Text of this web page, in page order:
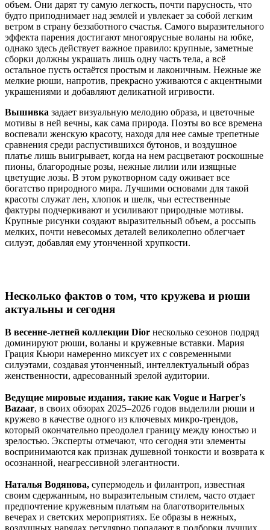
объем. Они дарят ту самую легкость, почти парусность, что
будто приподнимает над землей и увлекает за собой легким
ветром в страну беззаботного счастья. Самого выразительного
эффекта парения достигают многоярусные воланы на юбке,
однако здесь действует важное правило: крупные, заметные
сборки должны украшать лишь одну часть тела, а всё
остальное пусть остаётся простым и лаконичным. Нежные же
мелкие рюши, напротив, прекрасно уживаются с акцентными
украшениями и добавляют деликатной игривости.
Вышивка задает визуальную мелодию образа, и цветочные
мотивы в ней вечны, как сама природа. Поэты во все времена
воспевали женскую красоту, находя для нее самые трепетные
сравнения среди распустившихся бутонов, и воздушное
платье лишь выигрывает, когда на нем расцветают роскошные
пионы, благородные розы, нежные лилии или изящные
цветущие лозы. В этом рукотворном саду оживает все
богатство природного мира. Лучшими основами для такой
красоты служат лен, хлопок и шелк, чьи естественные
фактуры подчеркивают и усиливают природные мотивы.
Крупные рисунки создают выразительный объем, а россыпь
мелких, почти невесомых деталей великолепно облегчает
силуэт, добавляя ему утонченной хрупкости.
Несколько фактов о том, что кружева и рюши
актуальны и сегодня
В весенне-летней коллекции Dior несколько сезонов подряд
доминируют рюши, воланы и кружевные вставки. Мария
Грация Кьюри намеренно миксует их с современными
силуэтами, создавая утонченный, интеллектуальный образ
женственности, адресованный зрелой аудитории.
Ведущие мировые издания, такие как Vogue и Harper's
Bazaar, в своих обзорах 2025–2026 годов выделили рюши и
кружево в качестве одного из ключевых микро-трендов,
который окончательно преодолел границу между юностью и
зрелостью. Эксперты отмечают, что сегодня эти элементы
воспринимаются как признак душевной тонкости и возврата к
осознанной, неагрессивной элегантности.
Наталья Водянова, супермодель и филантроп, известная
своим сдержанным, но выразительным стилем, часто отдает
предпочтение кружевным платьям на благотворительных
вечерах и светских мероприятиях. Ее образы в нежных,
воздушных нарядах регулярно попадают в подборки лучших